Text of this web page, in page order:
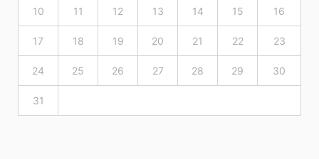
10 11 12 13 14 15 16
17 18 19 20 21 22 23
24 25 26 27 28 29 30
31